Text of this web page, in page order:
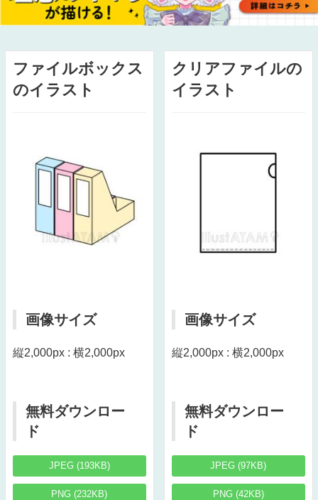
ファイルボックス
のイラスト
画像サイズ
縦2,000px : 横2,000px
無料ダウンロー
ド
JPEG (193KB)
PNG (232KB)
クリアファイルの
イラスト
画像サイズ
縦2,000px : 横2,000px
無料ダウンロー
ド
JPEG (97KB)
PNG (42KB)